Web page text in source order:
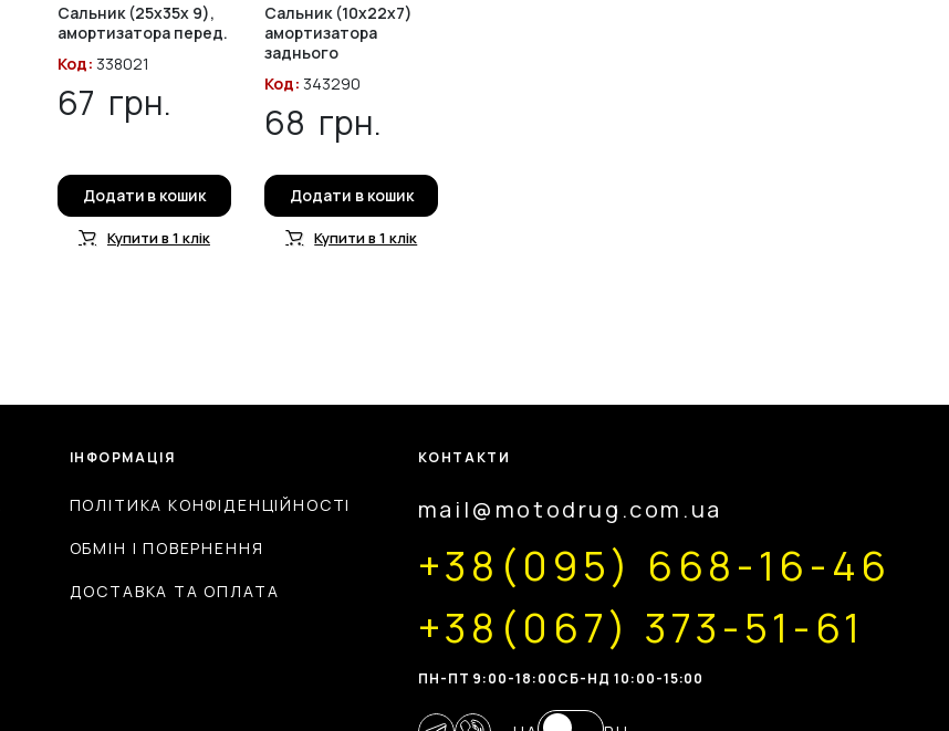
Сальник (25x35x 9),
амортизатора перед.
Код: 338021
67 грн.
Додати в кошик
Купити в 1 клік
Сальник (10x22x7)
амортизатора
заднього
Код: 343290
68 грн.
Додати в кошик
Купити в 1 клік
ІНФОРМАЦІЯ
ПОЛІТИКА КОНФІДЕНЦІЙНОСТІ
ОБМІН І ПОВЕРНЕННЯ
ДОСТАВКА ТА ОПЛАТА
КОНТАКТИ
mail@motodrug.com.ua
+38(095) 668-16-46
+38(067) 373-51-61
ПН-ПТ 9:00-18:00CБ-НД 10:00-15:00